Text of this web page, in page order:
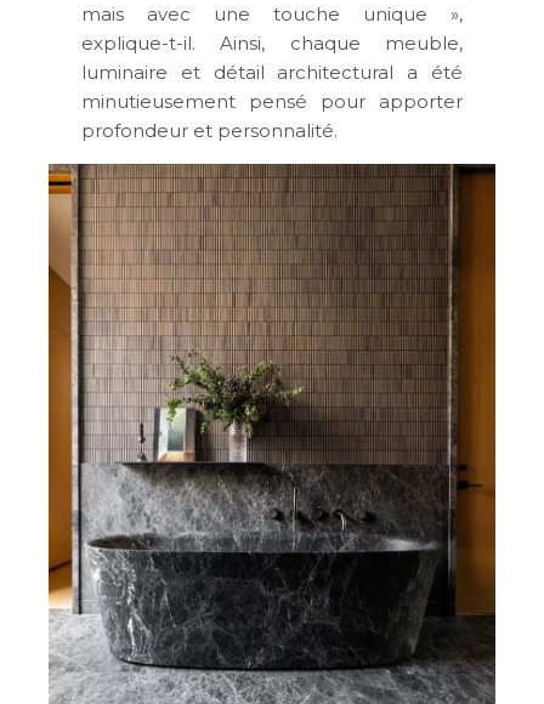
mais avec une touche unique »,
explique-t-il. Ainsi, chaque meuble,
luminaire et détail architectural a été
minutieusement pensé pour apporter
profondeur et personnalité.